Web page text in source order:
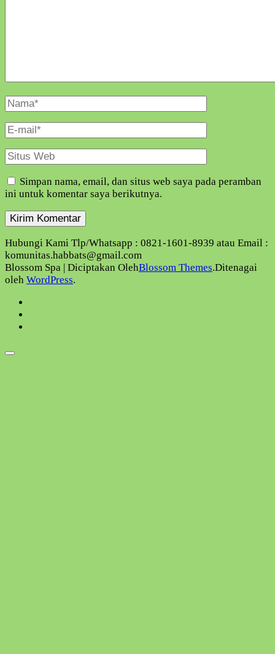
Nama
Lengkap
E-
Mail
Situs
Web
Simpan nama, email, dan situs web saya pada peramban
ini untuk komentar saya berikutnya.
Hubungi Kami Tlp/Whatsapp : 0821-1601-8939 atau Email :
komunitas.habbats@gmail.com
Blossom Spa | Diciptakan OlehBlossom Themes.Ditenagai
oleh WordPress.